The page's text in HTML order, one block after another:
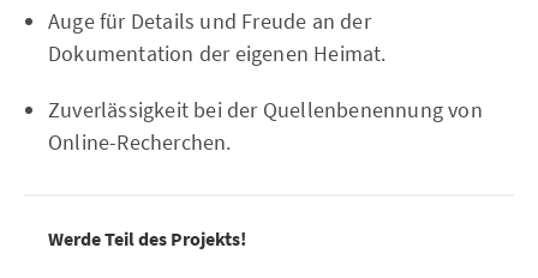
Auge für Details und Freude an der
Dokumentation der eigenen Heimat.
Zuverlässigkeit bei der Quellenbenennung von
Online-Recherchen.
Werde Teil des Projekts!